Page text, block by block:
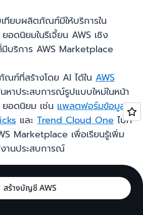
ทียบผลิตภัณฑ์มีให้บริการใน
ดนิยมในรีเจี้ยน AWS เชิง
ริการ AWS Marketplace
ฑ์ที่สร้างโดย AI ได้ใน AWS
หาประสบการณ์รูปแบบใหม่ในหน้า
อดนิยม เช่น แพลตฟอร์มข้อมูล
และ Trend Cloud One ไปที่
Marketplace เพื่อเรียนรู้เพิ่ม
านประสบการณ์
สร้างบัญชี AWS